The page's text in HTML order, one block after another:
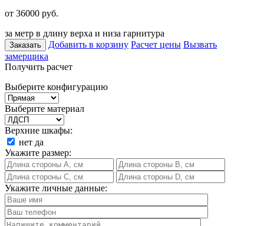
от 36000 руб.
за метр в длину верха и низа гарнитура
Заказать Добавить в корзину Расчет цены Вызвать
замерщика
Получить расчет
Выберите конфигурацию
Выберите материал
Верхние шкафы:
нет да
Укажите размер:
Укажите личные данные: